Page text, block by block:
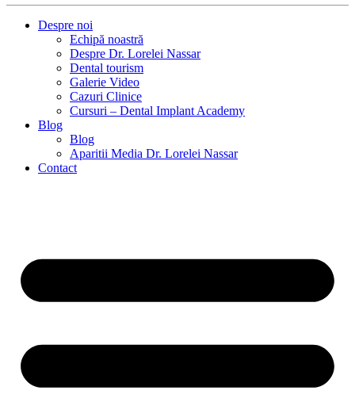
Despre noi
Echipă noastră
Despre Dr. Lorelei Nassar
Dental tourism
Galerie Video
Cazuri Clinice
Cursuri – Dental Implant Academy
Blog
Blog
Aparitii Media Dr. Lorelei Nassar
Contact